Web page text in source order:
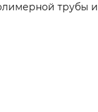
трубы